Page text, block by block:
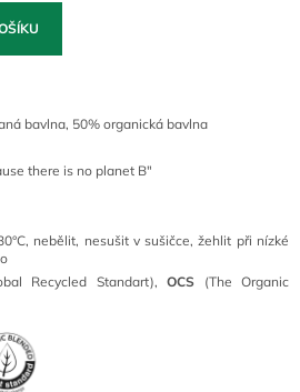
bavlna, 50% organická bavlna
there is no planet B"
nebělit, nesušit v sušičce, žehlit při nízké
Recycled Standart),OCS (The Organic